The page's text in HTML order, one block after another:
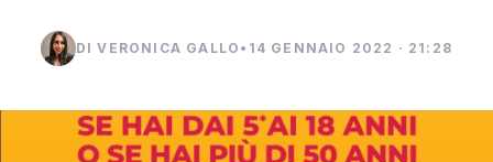
DI VERONICA GALLO • 14 GENNAIO 2022 · 21:28